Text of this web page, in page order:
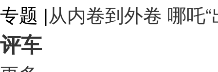
专题 |从内卷到外卷 哪吒
评车